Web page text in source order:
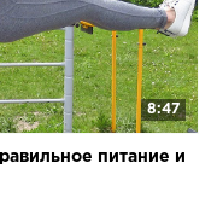
8:47
питание и